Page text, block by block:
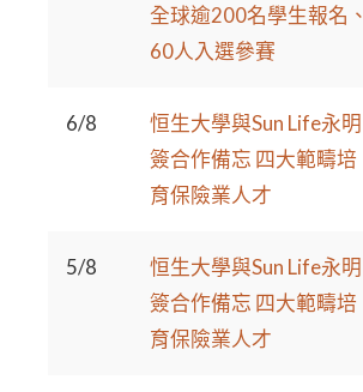
全球逾200名學生報名、
60人入選參賽
6/8
恒生大學與Sun Life永明
簽合作備忘 四大範疇培
育保險業人才
5/8
恒生大學與Sun Life永明
簽合作備忘 四大範疇培
育保險業人才